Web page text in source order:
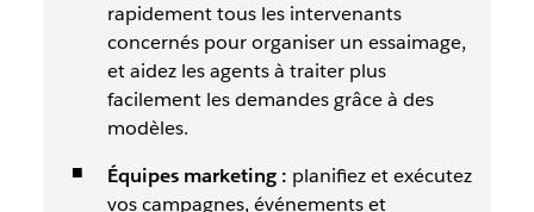
rapidement tous les intervenants
concernés pour organiser un essaimage,
et aidez les agents à traiter plus
facilement les demandes grâce à des
modèles.
Équipes marketing : planifiez et exécutez
vos campagnes, événements et